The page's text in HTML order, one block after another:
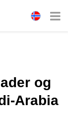
og
Arabia